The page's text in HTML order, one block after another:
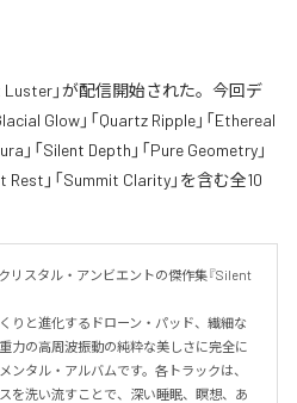
Luster」が配信開始された。今回デ
Glow」「Quartz Ripple」「Ethereal
」「Silent Depth」「Pure Geometry」
Rest」「Summit Clarity」を含む全10
リスタル・アンビエントの傑作集『Silent
りと進化するドローン・パッド、繊細な
力の高周波振動の純粋な美しさに完全に
ンタル・アルバムです。各トラックは、
を洗い流すことで、深い睡眠、瞑想、あ